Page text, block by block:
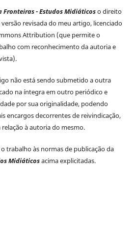
Fronteiras - Estudos Midiáticoso direito
revisada do meu artigo, licenciado
Attribution (que permite o
com reconhecimento da autoria e
não está sendo submetido a outra
na íntegra em outro periódico e
por sua originalidade, podendo
encargos decorrentes de reivindicação,
à autoria do mesmo.
trabalho às normas de publicação da
Midiáticosacima explicitadas.